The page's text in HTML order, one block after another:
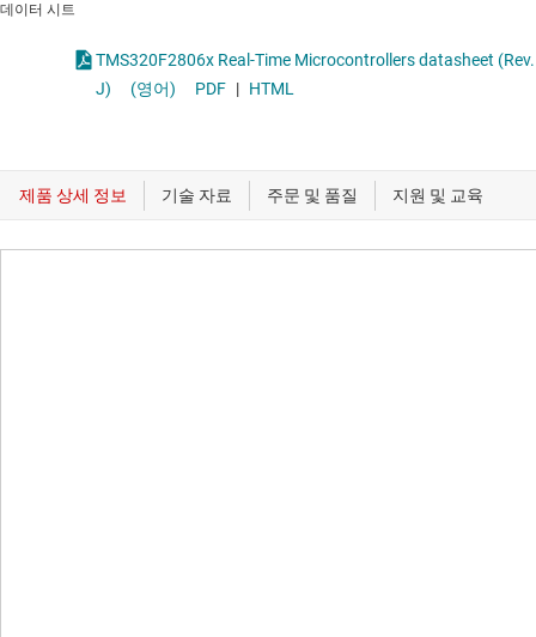
데이터 시트
TMS320F2806x Real-Time Microcontrollers datasheet (Rev.
J)
(영어) PDF | HTML